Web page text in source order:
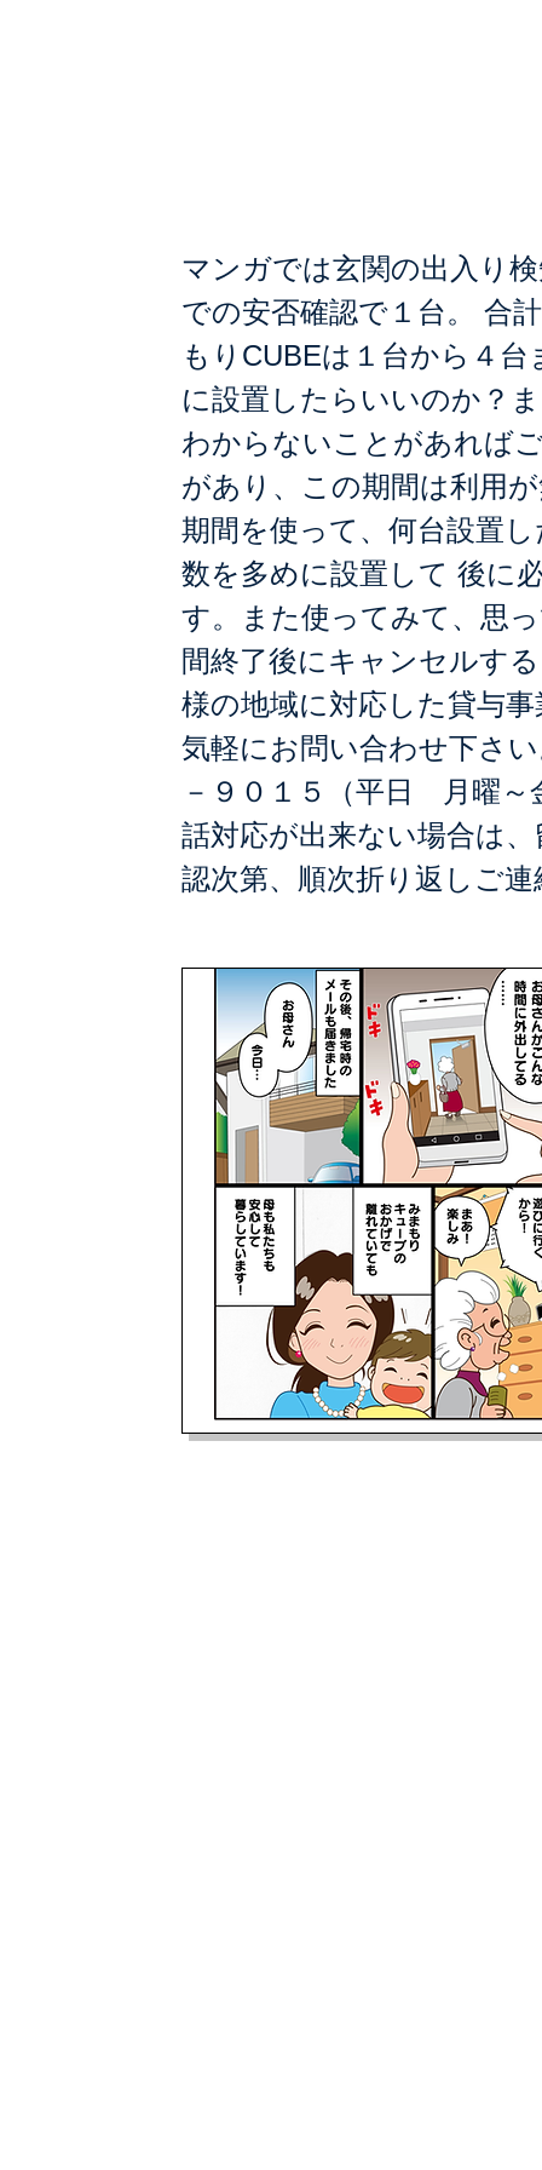
マンガでは玄関の出入り
での安否確認で１台。 合
もりCUBEは１台から４
に設置したらいいのか？
わからないことがあれば
があり、この期間は利用
期間を使って、何台設置
数を多めに設置して 後に
す。また使ってみて、思
間終了後にキャンセルす
様の地域に対応した貸与
気軽にお問い合わせ下さ
－９０１５（平日 月曜
話対応が出来ない場合は
認次第、順次折り返しご